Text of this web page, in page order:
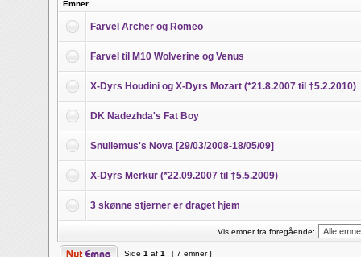
Emner
Farvel Archer og Romeo
Farvel til M10 Wolverine og Venus
X-Dyrs Houdini og X-Dyrs Mozart (*21.8.2007 til †5.2.2010)
DK Nadezhda's Fat Boy
Snullemus's Nova [29/03/2008-18/05/09]
X-Dyrs Merkur (*22.09.2007 til †5.5.2009)
3 skønne stjerner er draget hjem
Vis emner fra foregående:
Side 1 af 1 [ 7 emner ]